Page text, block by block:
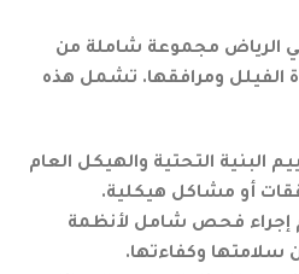
مجموعة شاملة من
الفيلل ومرافقها. تشمل هذه
البنية التحتية والهيكل العام
أو مشاكل هيكلية.
إجراء فحص شامل لأنظمة
سلامتها وكفاءتها.